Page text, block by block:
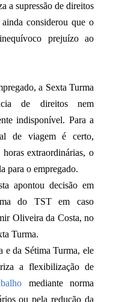
a supressão de direitos
considerou que o
prejuízo ao
a Sexta Turma
de direitos nem
indisponível. Para a
de viagem é certo,
horas extraordinárias, o
para o empregado.
apontou decisão em
do TST em caso
Oliveira da Costa, no
Turma.
e da Sétima Turma, ele
a flexibilização de
mediante norma
ou pela redução da